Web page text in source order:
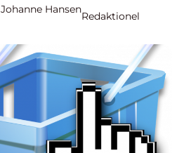
Johanne Hansen
Redaktionel